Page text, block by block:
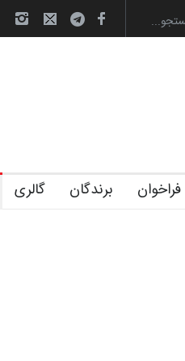
آغاز دوره‌های تخصصی فصل تابستان 1405 خانه کا…
فراخوان برندگان گالری